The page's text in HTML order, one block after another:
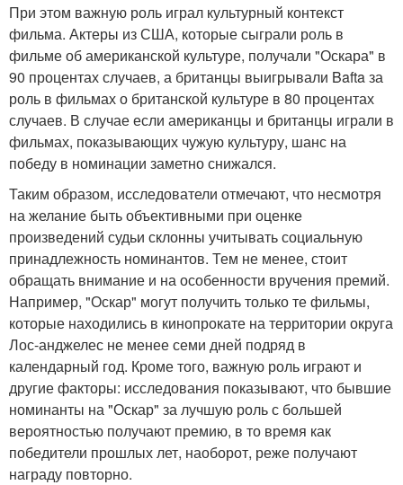
При этом важную роль играл культурный контекст
фильма. Актеры из США, которые сыграли роль в
фильме об американской культуре, получали "Оскара" в
90 процентах случаев, а британцы выигрывали Bafta за
роль в фильмах о британской культуре в 80 процентах
случаев. В случае если американцы и британцы играли в
фильмах, показывающих чужую культуру, шанс на
победу в номинации заметно снижался.
Таким образом, исследователи отмечают, что несмотря
на желание быть объективными при оценке
произведений судьи склонны учитывать социальную
принадлежность номинантов. Тем не менее, стоит
обращать внимание и на особенности вручения премий.
Например, "Оскар" могут получить только те фильмы,
которые находились в кинопрокате на территории округа
Лос-анджелес не менее семи дней подряд в
календарный год. Кроме того, важную роль играют и
другие факторы: исследования показывают, что бывшие
номинанты на "Оскар" за лучшую роль с большей
вероятностью получают премию, в то время как
победители прошлых лет, наоборот, реже получают
награду повторно.